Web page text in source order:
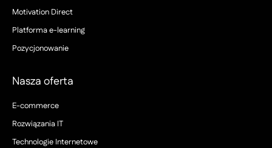
Motivation Direct
Platforma e-learning
Pozycjonowanie
Nasza oferta
E-commerce
Rozwiązania IT
Technologie Internetowe